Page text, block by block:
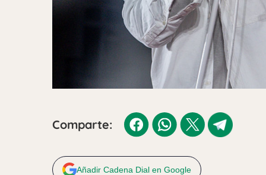
Comparte:
Añadir Cadena Dial en Google